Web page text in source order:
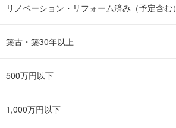
リノベーション・リフォーム済み（予定含む）
築古・築30年以上
500万円以下
1,000万円以下